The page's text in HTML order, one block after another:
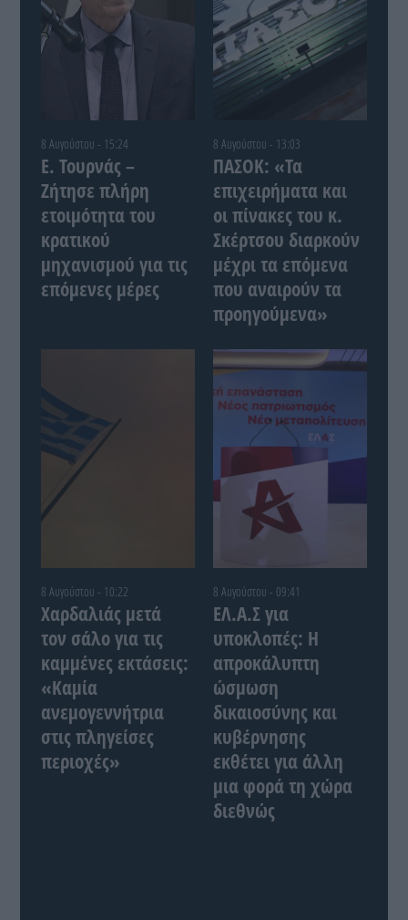
8 Αυγούστου - 15:24
Ε. Τουρνάς –
Ζήτησε πλήρη
ετοιμότητα του
κρατικού
μηχανισμού για τις
επόμενες μέρες
8 Αυγούστου - 13:03
ΠΑΣΟΚ: «Τα
επιχειρήματα και
οι πίνακες του κ.
Σκέρτσου διαρκούν
μέχρι τα επόμενα
που αναιρούν τα
προηγούμενα»
8 Αυγούστου - 10:22
Χαρδαλιάς μετά
τον σάλο για τις
καμμένες εκτάσεις:
«Καμία
ανεμογεννήτρια
στις πληγείσες
περιοχές»
8 Αυγούστου - 09:41
ΕΛ.Α.Σ για
υποκλοπές: Η
απροκάλυπτη
ώσμωση
δικαιοσύνης και
κυβέρνησης
εκθέτει για άλλη
μια φορά τη χώρα
διεθνώς